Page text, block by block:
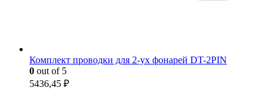
Комплект проводки для 2-ух фонарей DT-2PIN
0 out of 5
5436,45 ₽